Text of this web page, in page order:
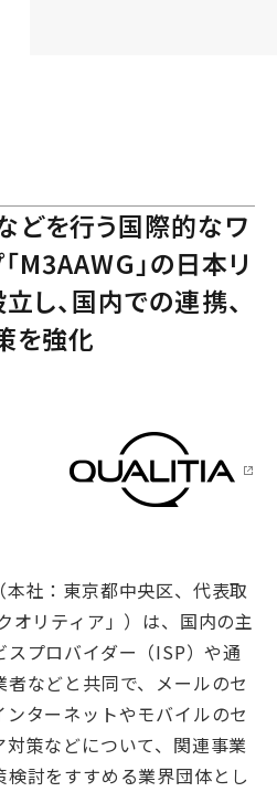
どを行う国際的なワ
M3AAWG」の日本リ
し、国内での連携、
を強化
社：東京都中央区、代表取
オリティア」）は、国内の主
プロバイダー（ISP）や通
などと共同で、メールのセ
ターネットやモバイルのセ
策などについて、関連事業
討をすすめる業界団体とし